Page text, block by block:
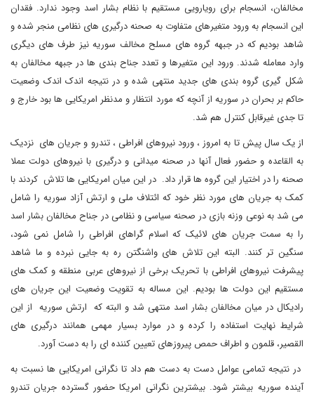
مخالفان، انسجام برای رویارویی مستقیم با نظام بشار اسد وجود ندارد. فقدان
این انسجام به ورود متغیرهای متفاوت به صحنه درگیری های نظامی منجر شده و
شاهد بودیم که در جبهه گروه های مسلح مخالف سوریه نیز طرف های دیگری
وارد معامله شدند. ورود این متغیرها و تعدد جناح بندی ها در جبهه مخالفان به
شکل گیری گروه بندی های جدید منتهی شده و در نتیجه اندک اندک وضعیت
حاکم بر بحران در سوریه از آنچه که مورد انتظار و مدنظر امریکایی ها بود خارج و
تا جدی غیرقابل کنترل هم شد.
از یک سال پیش تا به امروز ، ورود نیروهای افراطی ، تندرو و جریان های نزدیک
به القاعده و حضور فعال آنها در صحنه میدانی و درگیری با نیروهای دولت عملا
صحنه را در اختیار این گروه ها قرار داد. در این میان امریکایی ها تلاش کردند با
کمک به جریان های مورد نظر خود که ائتلاف ملی و ارتش آزاد سوریه را شامل
می شد به نوعی وزنه بازی در صحنه سیاسی و نظامی در جناح مخالفان بشار اسد
را به سمت جریان های لائیک که اسلام گراهای افراطی را شامل نمی شود،
سنگین تر کنند. البته این تلاش های واشنگتن ره به جایی نبرده و ما شاهد
پیشرفت نیروهای افراطی با تحریک برخی از نیروهای عربی منطقه و کمک های
مستقیم این دولت ها بودیم. این مساله به تقویت وضعیت این جریان های
رادیکال در میان مخالفان بشار اسد منتهی شد و البته که ارتش سوریه از این
شرایط نهایت استفاده را کرده و در موارد بسیار مهمی همانند درگیری های
القصیر، قلمون و اطراف حمص پیروزهای تعیین کننده ای را به دست آورد.
در نتیجه تمامی عوامل دست به دست هم داد تا نگرانی امریکایی ها نسبت به
آینده سوریه بیشتر شود. بیشترین نگرانی امریکا حضور گسترده جریان تندرو